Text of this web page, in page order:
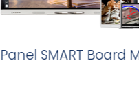
Panel SMART Board